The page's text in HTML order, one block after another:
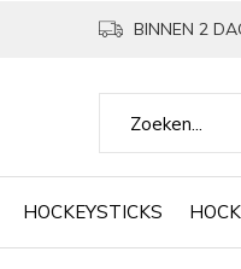
HOCKEYSTICKS
BINNEN 2